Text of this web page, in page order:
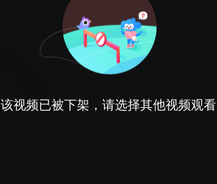
该视频已被下架，请选择其他视频观看